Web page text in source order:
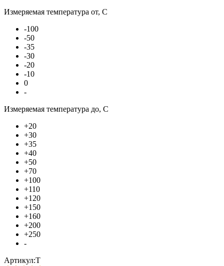
Измеряемая температура от, С
-100
-50
-35
-30
-20
-10
0
-
Измеряемая температура до, С
+20
+30
+35
+40
+50
+70
+100
+110
+120
+150
+160
+200
+250
-
Артикул:Т